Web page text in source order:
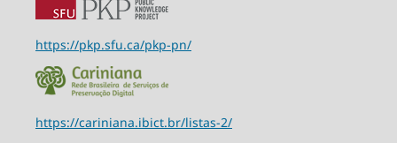
https://pkp.sfu.ca/pkp-pn/
https://cariniana.ibict.br/listas-2/